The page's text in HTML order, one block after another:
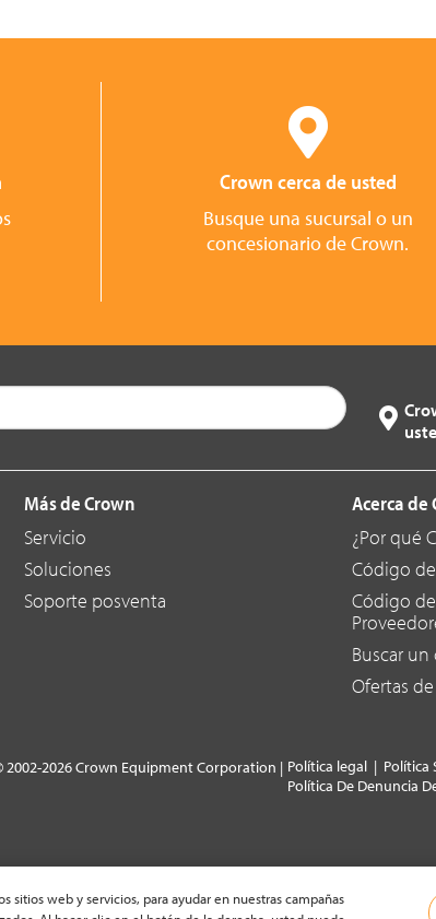
Crown cerca de usted
Busque una sucursal o un
concesionario de Crown.
Más de Crown
Servicio
Soluciones
Soporte posventa
Acerca de
¿Por qué
Código
Código
Buscar
Ofertas
2002-2026 Crown Equipment Corporation | Política legal | Política
Política De Denuncia
sitios web y servicios, para ayudar en nuestras campañas